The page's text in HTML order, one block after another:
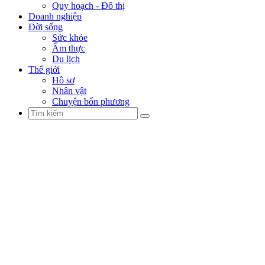
Quy hoạch - Đô thị
Doanh nghiệp
Đời sống
Sức khỏe
Ẩm thực
Du lịch
Thế giới
Hồ sơ
Nhân vật
Chuyện bốn phương